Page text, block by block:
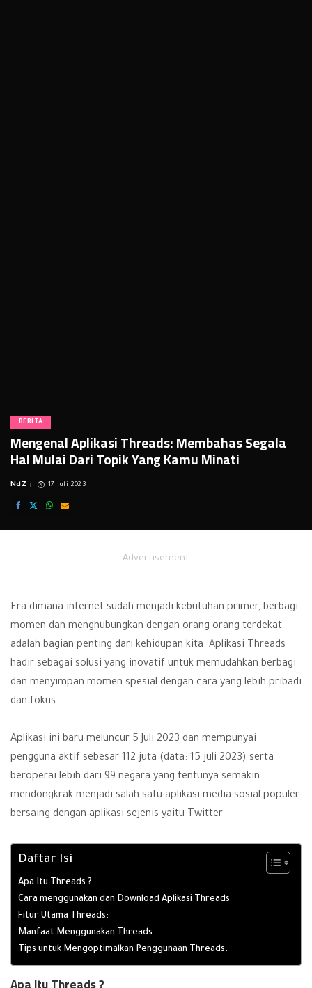
BERITA
Mengenal Aplikasi Threads: Membahas Segala
Hal Mulai Dari Topik Yang Kamu Minati
Posted
NdZ 17 Juli 2023
– Advertisement –
Era dimana internet sudah menjadi kebutuhan primer, berbagi
momen dan menghubungkan dengan orang-orang terdekat
adalah bagian penting dari kehidupan kita. Aplikasi Threads
hadir sebagai solusi yang inovatif untuk memudahkan berbagi
dan menyimpan momen spesial dengan cara yang lebih pribadi
dan fokus.
Aplikasi ini baru meluncur 5 Juli 2023 dan mempunyai
pengguna aktif sebesar 112 juta (data: 15 juli 2023) serta
beroperai lebih dari 99 negara yang tentunya semakin
mendongkrak menjadi salah satu aplikasi media sosial populer
bersaing dengan aplikasi sejenis yaitu Twitter
Daftar Isi
Apa Itu Threads ?
Cara menggunakan dan Download Aplikasi Threads
Fitur Utama Threads:
Manfaat Menggunakan Threads
Tips untuk Mengoptimalkan Penggunaan Threads: